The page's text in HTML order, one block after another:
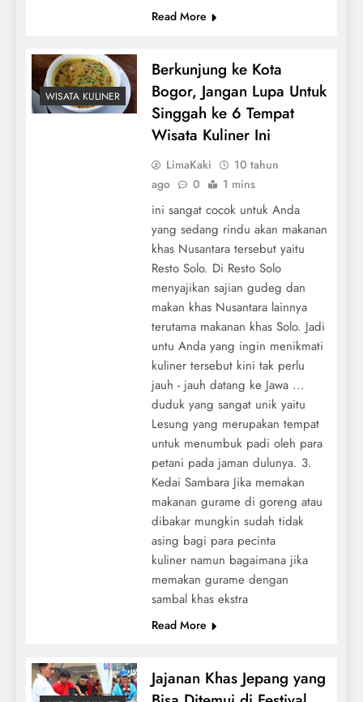
Read More
WISATA KULINER
Berkunjung ke Kota
Bogor, Jangan Lupa Untuk
Singgah ke 6 Tempat
Wisata Kuliner Ini
LimaKaki
10 tahun
ago
0 1 mins
ini sangat cocok untuk Anda
yang sedang rindu akan makanan
khas Nusantara tersebut yaitu
Resto Solo. Di Resto Solo
menyajikan sajian gudeg dan
makan khas Nusantara lainnya
terutama makanan khas Solo. Jadi
untu Anda yang ingin menikmati
kuliner tersebut kini tak perlu
jauh - jauh datang ke Jawa ...
duduk yang sangat unik yaitu
Lesung yang merupakan tempat
untuk menumbuk padi oleh para
petani pada jaman dulunya. 3.
Kedai Sambara Jika memakan
makanan gurame di goreng atau
dibakar mungkin sudah tidak
asing bagi para pecinta
kuliner namun bagaimana jika
memakan gurame dengan
sambal khas ekstra
Read More
Jajanan Khas Jepang yang